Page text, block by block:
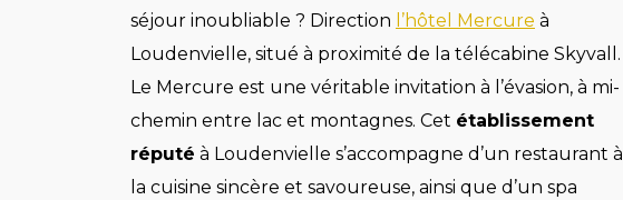
séjour inoubliable ? Direction l’hôtel Mercure à
Loudenvielle, situé à proximité de la télécabine Skyvall.
Le Mercure est une véritable invitation à l’évasion, à mi-
chemin entre lac et montagnes. Cet établissement
réputé à Loudenvielle s’accompagne d’un restaurant à
la cuisine sincère et savoureuse, ainsi que d’un spa